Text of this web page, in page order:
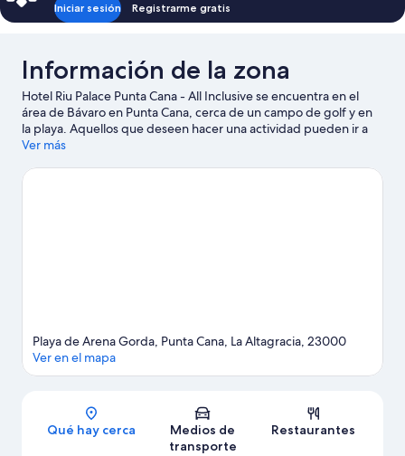
Iniciar sesión Registrarme gratis
Información de la zona
Hotel Riu Palace Punta Cana - All Inclusive se encuentra en el
área de Bávaro en Punta Cana, cerca de un campo de golf y en
la playa. Aquellos que deseen hacer una actividad pueden ir a
Campo de golf Iberostar y Club de golf en Cana Bay, mientras
pueden visitar Playa de Arena Gorda y Playa Cortecito. Puedes
Ver más
Sección del mapa
Playa de Arena Gorda, Punta Cana, La Altagracia, 23000
Ver en el mapa
Qué hay cerca
Medios de
transporte
Restaurantes